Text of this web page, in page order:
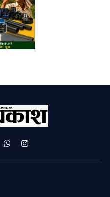
WhatsAppInstagram